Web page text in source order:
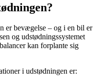
er bevægelse – og i en bil er
og udstødningssystemet
kan forplante sig
i udstødningen er: